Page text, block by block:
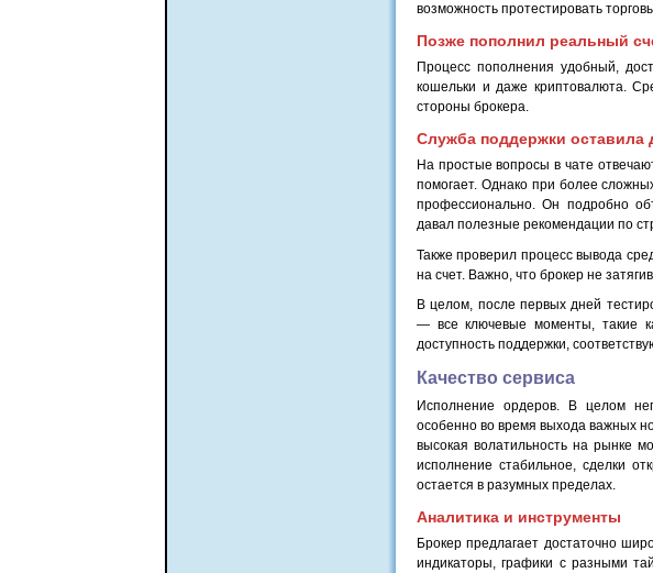
возможность протестировать
Позже пополнил реальный
Процесс пополнения удобный,
кошельки и даже криптовалюта.
стороны брокера.
Служба поддержки оставила
На простые вопросы в чате
помогает. Однако при более
профессионально. Он подробно
давал полезные рекомендации по
Также проверил процесс вывода
на счет. Важно, что брокер не
В целом, после первых дней
— все ключевые моменты, такие
доступность поддержки,
Качество сервиса
Исполнение ордеров. В целом
особенно во время выхода важных
высокая волатильность на рынке
исполнение стабильное, сделки
остается в разумных пределах.
Аналитика и инструменты
Брокер предлагает достаточно
индикаторы, графики с разными